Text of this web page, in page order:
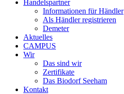
Handelspartner
Informationen für Händler
Als Händler registrieren
Demeter
Aktuelles
CAMPUS
Wir
Das sind wir
Zertifikate
Das Biodorf Seeham
Kontakt